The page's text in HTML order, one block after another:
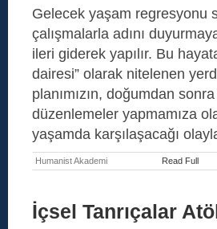
Gelecek yaşam regresyonu
çalışmalarla adını
ileri giderek yapılır. Bu
dairesi” olarak nitelenen
planımızın, doğumdan
düzenlemeler yapmamıza
yaşamda karşılaşacağı
Humanist Akademi Read Full
İçsel Tanrıçalar